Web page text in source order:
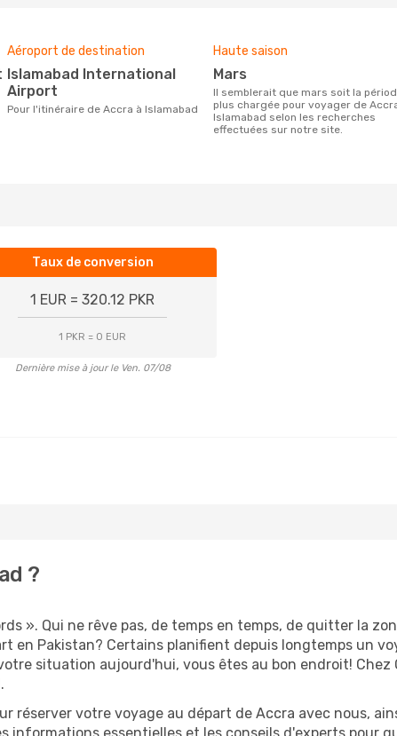
Aéroport de destination
Islamabad International
Airport
Pour l'itinéraire de Accra à Islamabad
Haute saison
mars
Il semblerait que mars soit la période la
plus chargée pour voyager de
Islamabad selon les recherches
effectuées sur notre site.
Taux de conversion
1 EUR = 320.12 PKR
1 PKR = 0 EUR
Dernière mise à jour le Ven. 07/08
?
». Qui ne rêve pas, de temps en temps, de quitter la
en Pakistan? Certains planifient depuis longtemps un
situation aujourd'hui, vous êtes au bon endroit! Chez
réserver votre voyage au départ de Accra avec nous,